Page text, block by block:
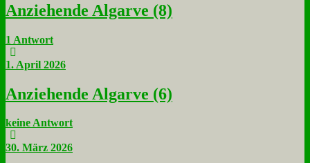
An­zie­hen­de Al­gar­ve (8)
1 Antwort
1. April 2026
An­zie­hen­de Al­gar­ve (6)
keine Antwort
30. März 2026